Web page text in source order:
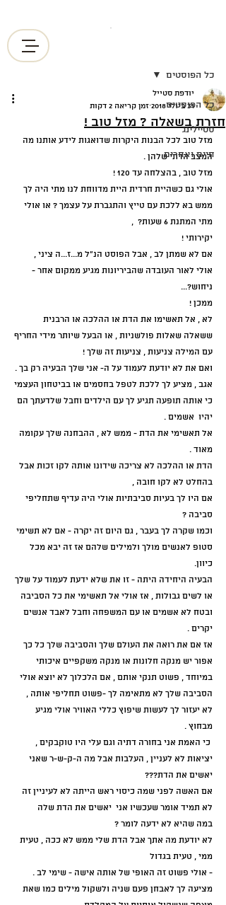
בס"ד
כל הפוסטים
סטיילינג
חיים ואחרים
כל הפוסטים
חזרת בשאלה ? מזל טוב !
יודפת סטייל
31 ביולי 2018
זמן קריאה 2 דקות
מזל טוב לכל הבנות היקרות שדואגות לידע אותנו מה
המצב הדתי שלהן .
מזל טוב , בהצלחה עד 120 !
אולי גם כשהיית חרדית היית מדווחת לנו מתי היה לך
ממש בא ללכת עם טייץ והתגברת על עצמך ? או אולי
מתי המתנת 6 שעות?  ,
יקירותי !
אם לא שמתן לב , אבל הפוסט הנ"ל מ...ז...ה ציני ,
אולי לאור העובדה שהביריונות מגיע ממקום אחר -
ניחוש?...
ממכן !
לא , אל תאשימו את הדת או ההלכה או הרבנית
ששאלה שאלות פולשניות , או הבעל שיותר מידי החריף
עם המילה צניעות , צניעות זה שלך !
ואם את לא יודעת לעמוד על ה- אני שלך הבעיה רק בך .
אגב , מציע לך ללכת לטפל בחסמים או בביטחון העצמי
כי אותה תופעה תגיע לך עם הילדים וחבל שלדעתך הם
יהיו  אשמים .
אל תאשימי את הדת - ממש לא , ההבחנה שלך עקומה
מאוד .
הדת או ההלכה לא צריכה שידונו אותה לקו זכות אבל
בהחלט לא לקו חובה ,
אם היו לך בעיות סביבתיות אולי היה עדיף שתחליפי
סביבה ?
וכמו שקרה לך בעבר , גם היום זה יקרה - אם לא תשימי
סטופ לאנשים מולך ולמילים שלהם אז זה יבא מכל
כיוון.
הבעיה היחידה היתה - זו את שלא ידעת לעמוד על שלך
או לשים גבולות , אז אולי אל תאשימי את כל הסביבה
ובטח לא אשמים או עם המשפחה וחבל לאבד אנשים
יקרים .
אז אם את רואה את העולם שלך והסביבה שלך כל כך
אפור יש מנקה חלונות או מנקה משקפיים איכותי
במיוחד , פשוט תנקי אותם , אם הלכלוך לא יוצא אולי
הסביבה שלך לא מתאימה לך -פשוט תחליפי אותה ,
לא יעזור לך לעשות שיפוץ כללי האוויר אולי מגיע
מבחוץ .
כי האמת אני בחורה דתיה וגם עלי היו טוקבקים ,
יציאות לא לעניין , העלבות אבל מה ה-ק-ש-ר שאני
יאשים את הדת???
אם האשה לפני שמה כיסוי ראש הייתה לא לעיניין זה
לא תמיד אומר שעכשיו אני  יאשים את הדת שלה
במה שהיא לא ידעה לומר ?
לא יודעת מה אתך אבל הדת שלי ממש לא ככה , טעית
ממי , טעית בגדול
- אולי פשוט זה האופי של אותה אישה - שימי לב .
מציעה לך לאבחן פעם שניה ולשקול מילים כמו שאת